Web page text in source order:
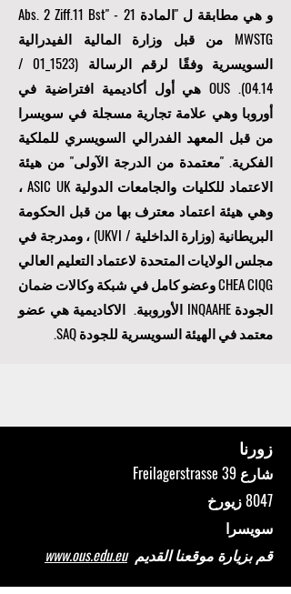
و هي مطابقة ل "المادة 21 Abs. 2 Ziff.11 Bst" -
MWSTG من قبل وزارة المالية الفيدرالية
السويسرية وفقًا لرقم الرسالة (1523_01 /
04.14). OUS هي أول أكاديمية افتراضية في
أوروبا وهي علامة تجارية مسجلة في سويسرا
من قبل المعهد الفدرالي السويسري للملكية
الفكرية. "معتمدة من الدرجة الآولى" من هيئة
الاعتماد للكليات والجامعات الدولية ASIC UK ،
وهي هيئة اعتماد معترف بها من قبل الحكومة
البريطانية (وزارة الداخلية / UKVI) ، ومدرجة في
مجلس الولايات المتحدة لاعتماد التعليم العالي
CHEA CIQG وعضو كامل في شبكة وكالات ضمان
الجودة INQAAHE الأوروبية. الاكاديمية هي عضو
معتمد في الهيئة السويسرية للجودة SAQ.
زورنا
شارع Freilagerstrasse 39
8047 زيورخ
سويسرا
قم بزيارة موقعنا القديمwww.ous.edu.eu